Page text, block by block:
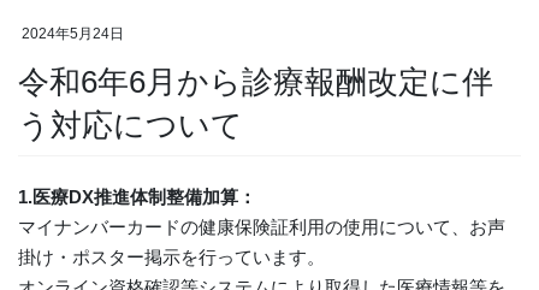
2024年5月24日
令和6年6月から診療報酬改定に伴
う対応について
1.医療DX推進体制整備加算：
マイナンバーカードの健康保険証利用の使用について、お声
掛け・ポスター掲示を行っています。